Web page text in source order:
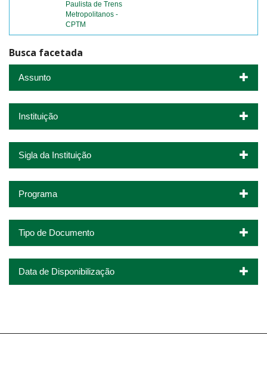
Paulista de Trens
Metropolitanos -
CPTM
Busca facetada
Assunto
Instituição
Sigla da Instituição
Programa
Tipo de Documento
Data de Disponibilização